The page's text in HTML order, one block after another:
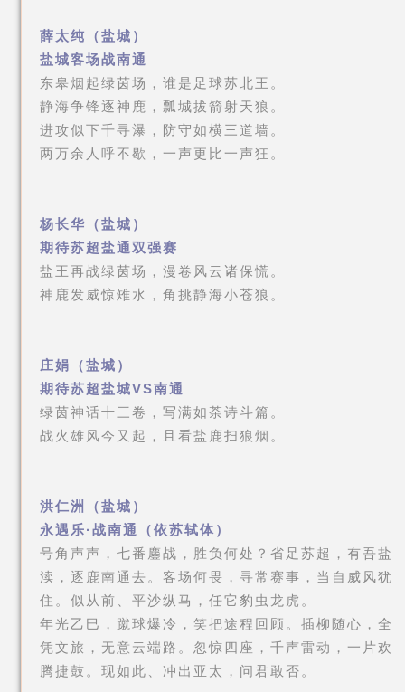
薛太纯（盐城）
盐城客场战南通
东皋烟起绿茵场，谁是足球苏北王。
静海争锋逐神鹿，瓢城拔箭射天狼。
进攻似下千寻瀑，防守如横三道墙。
两万余人呼不歇，一声更比一声狂。
杨长华（盐城）
期待苏超盐通双强赛
盐王再战绿茵场，漫卷风云诸保慌。
神鹿发威惊雉水，角挑静海小苍狼。
庄娟（盐城）
期待苏超盐城VS南通
绿茵神话十三卷，写满如荼诗斗篇。
战火雄风今又起，且看盐鹿扫狼烟。
洪仁洲（盐城）
永遇乐·战南通（依苏轼体）
号角声声，七番鏖战，胜负何处？省足苏超，有吾盐
渎，逐鹿南通去。客场何畏，寻常赛事，当自威风犹
住。似从前、平沙纵马，任它豹虫龙虎。
年光乙巳，蹴球爆冷，笑把途程回顾。插柳随心，全
凭文旅，无意云端路。忽惊四座，千声雷动，一片欢
腾捷鼓。现如此、冲出亚太，问君敢否。